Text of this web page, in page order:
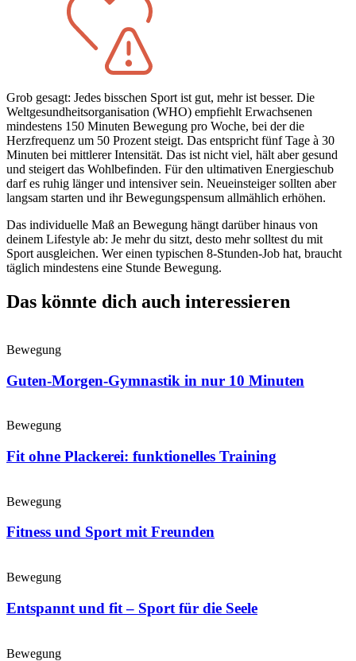
Grob gesagt: Jedes bisschen Sport ist gut, mehr ist besser. Die
Weltgesundheitsorganisation (WHO) empfiehlt Erwachsenen
mindestens 150 Minuten Bewegung pro Woche, bei der die
Herzfrequenz um 50 Prozent steigt. Das entspricht fünf Tage à 30
Minuten bei mittlerer Intensität. Das ist nicht viel, hält aber gesund
und steigert das Wohlbefinden. Für den ultimativen Energieschub
darf es ruhig länger und intensiver sein. Neueinsteiger sollten aber
langsam starten und ihr Bewegungspensum allmählich erhöhen.
Das individuelle Maß an Bewegung hängt darüber hinaus von
deinem Lifestyle ab: Je mehr du sitzt, desto mehr solltest du mit
Sport ausgleichen. Wer einen typischen 8-Stunden-Job hat, braucht
täglich mindestens eine Stunde Bewegung.
Das könnte dich auch interessieren
Bewegung
Guten-Morgen-Gymnastik in nur 10 Minuten
Bewegung
Fit ohne Plackerei: funktionelles Training
Bewegung
Fitness und Sport mit Freunden
Bewegung
Entspannt und fit – Sport für die Seele
Bewegung